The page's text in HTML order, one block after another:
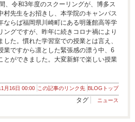
、令和3年度のスクーリングが、博多ス
村先生をお招きし、本学院のキャンパス
ならば福岡県川崎町にある明蓬館高等学
ングですが、昨年に続きコロナ禍により
た。慣れた学習室での授業とは言え、
業ですから凛とした緊張感の漂う中、6
とができました。大変新鮮で楽しい授業
月16日 00:00 この記事のリンク先 BLOGトップ
タグ ニュース